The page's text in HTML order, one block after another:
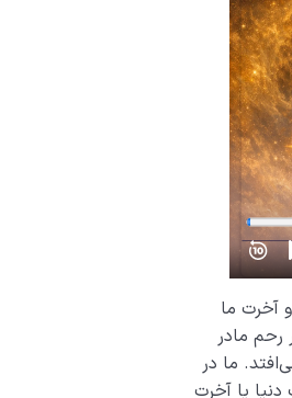
آخرت ما
رحم مادر
ما در
یا آخرت